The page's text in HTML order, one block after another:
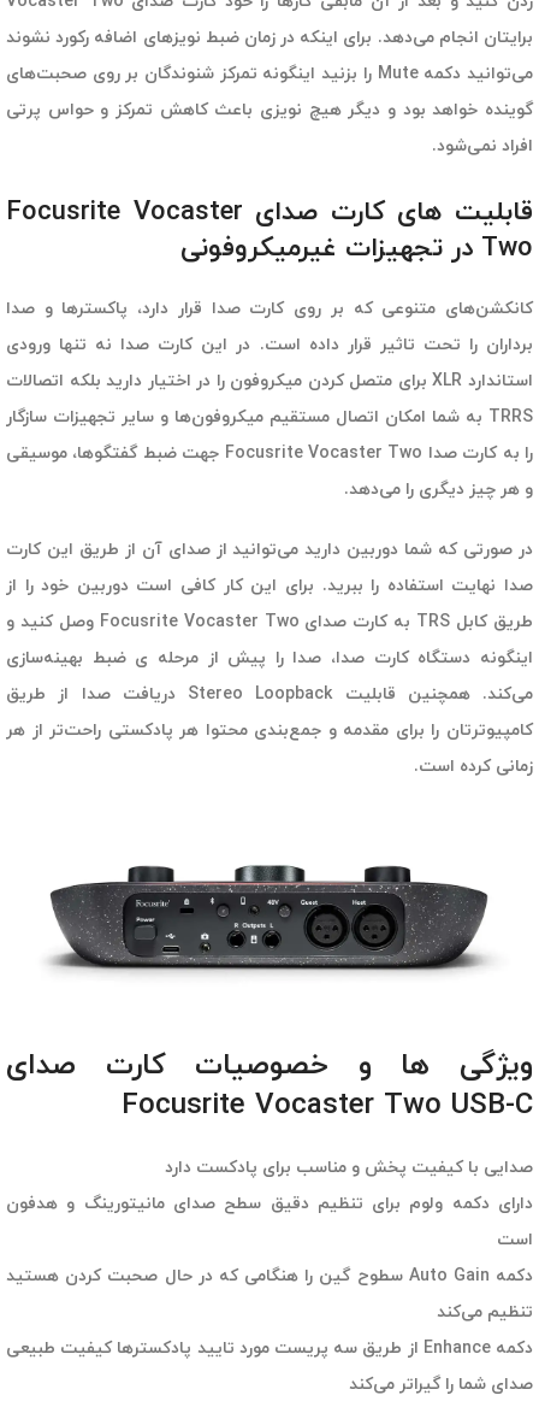
برایتان انجام می‌دهد. برای اینکه در زمان ضبط نویزهای اضافه رکورد نشوند
می‌توانید دکمه Mute را بزنید اینگونه تمرکز شنوندگان بر روی صحبت‌های
گوینده خواهد بود و دیگر هیچ نویزی باعث کاهش تمرکز و حواس پرتی
افراد نمی‌شود.
قابلیت های کارت صدای Focusrite Vocaster
Two در تجهیزات غیرمیکروفونی
کانکشن‌های متنوعی که بر روی کارت صدا قرار دارد، پاکسترها و صدا
برداران را تحت تاثیر قرار داده است. در این کارت صدا نه تنها ورودی
استاندارد XLR برای متصل کردن میکروفون را در اختیار دارید بلکه اتصالات
TRRS به شما امکان اتصال مستقیم میکروفون‌ها و سایر تجهیزات سازگار
را به کارت صدا Focusrite Vocaster Two جهت ضبط گفتگوها، موسیقی
و هر چیز دیگری را می‌دهد.
در صورتی که شما دوربین دارید می‌توانید از صدای آن از طریق این کارت
صدا نهایت استفاده را ببرید. برای این کار کافی است دوربین خود را از
طریق کابل TRS به کارت صدای Focusrite Vocaster Two وصل کنید و
اینگونه دستگاه کارت صدا، صدا را پیش از مرحله ی ضبط بهینه‌سازی
می‌کند. همچنین قابلیت Stereo Loopback دریافت صدا از طریق
کامپیوترتان را برای مقدمه و جمع‌بندی محتوا هر پادکستی راحت‌تر از هر
زمانی کرده است.
ویژگی ها و خصوصیات کارت صدای
Focusrite Vocaster Two USB-C
صدایی با کیفیت پخش و مناسب برای پادکست دارد
دارای دکمه ولوم برای تنظیم دقیق سطح صدای مانیتورینگ و هدفون
است
دکمه Auto Gain سطوح گین را هنگامی که در حال صحبت کردن هستید
تنظیم می‌کند
دکمه Enhance از طریق سه پریست مورد تایید پادکسترها کیفیت طبیعی
صدای شما را گیراتر می‌کند